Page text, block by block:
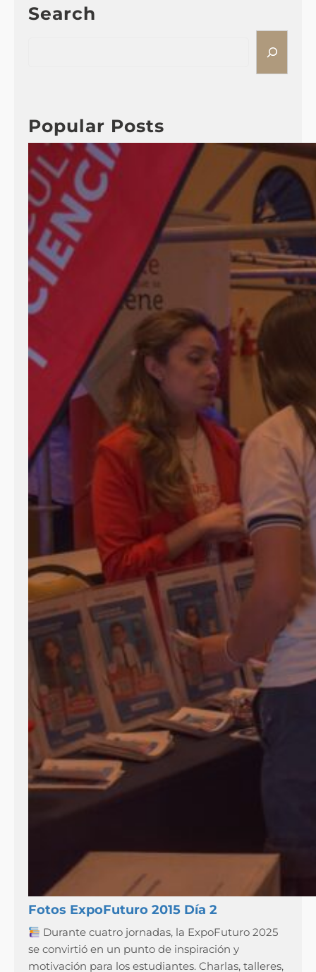
Search
h
Popular Posts
Fotos ExpoFuturo 2015 Día 2
Durante cuatro jornadas, la ExpoFuturo 2025
se convirtió en un punto de inspiración y
motivación para los estudiantes. Charlas, talleres,